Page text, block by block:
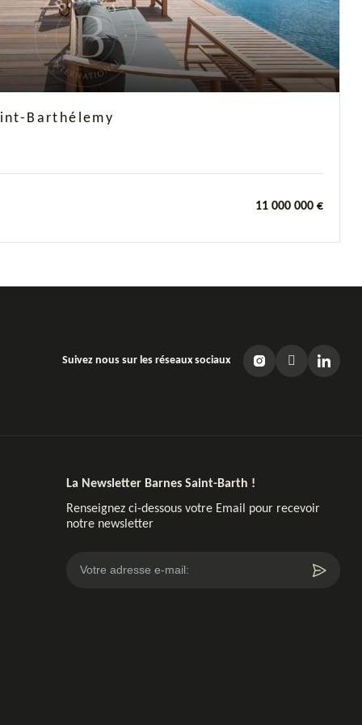
Barthélemy
11 000 000 €
Suivez nous sur les réseaux sociaux
La Newsletter Barnes Saint-Barth !
Renseignez ci-dessous votre Email pour recevoir
notre newsletter